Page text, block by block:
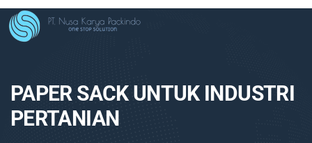
PAPER SACK UNTUK INDUSTRI
PERTANIAN